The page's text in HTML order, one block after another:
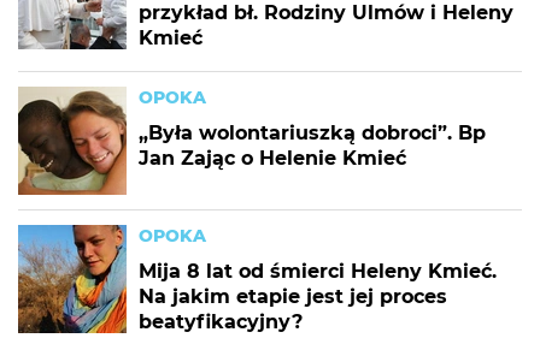
przykład bł. Rodziny Ulmów i Heleny
Kmieć
OPOKA
„Była wolontariuszką dobroci”. Bp
Jan Zając o Helenie Kmieć
OPOKA
Mija 8 lat od śmierci Heleny Kmieć.
Na jakim etapie jest jej proces
beatyfikacyjny?